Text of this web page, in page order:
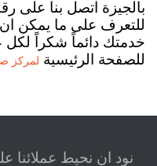
للتعرف على ما يمكن
خدمتك دائماً شكراً لكل
للصفحة الرئيسية لمركز
نود ان نحيط عملائنا